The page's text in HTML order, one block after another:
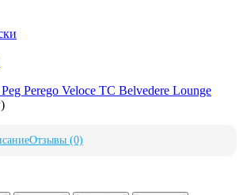
Perego Veloce TC Belvedere Lounge
Отзывы (0)